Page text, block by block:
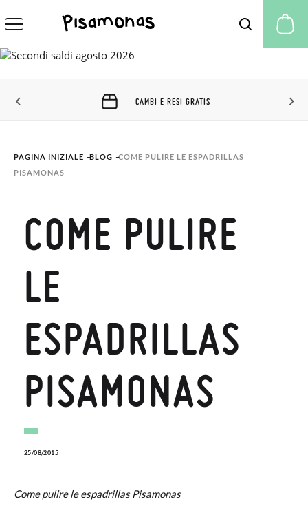
CAMBI E RESI GRATIS
PAGINA INIZIALE BLOG
COME PULIRE LE ESPADRILLAS
PISAMONAS
COME PULIRE
LE
ESPADRILLAS
PISAMONAS
25/08/2015
Come pulire le espadrillas Pisamonas